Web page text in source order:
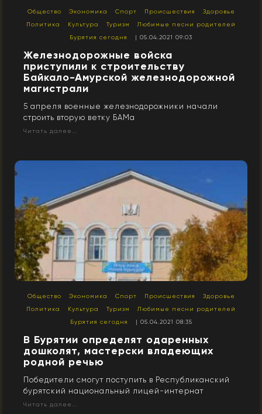
Общество Экономика Спорт Происшествия
Здоровье
Политика
Культура Туризм
Любимые песни родителей
Бурятия сегодня
| 05.04.2021 09:03
Железнодорожные войска
приступили к строительству
Байкало-Амурской железнодорожной
магистрали
5 апреля военные железнодорожники начали
строить вторую ветку БАМа
Читать далее...
Общество Экономика Спорт Происшествия
Здоровье
Политика
Культура Туризм
Любимые песни родителей
Бурятия сегодня
| 05.04.2021 08:35
В Бурятии определят одаренных
дошколят, мастерски владеющих
родной речью
Победители смогут поступить в Республиканский
бурятский национальный лицей-интернат
Читать далее...